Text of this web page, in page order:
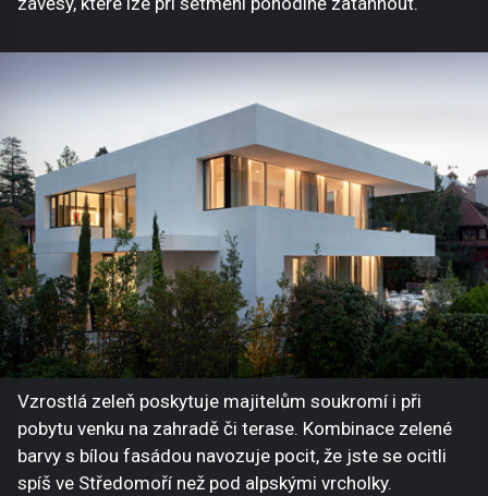
Vzrostlá zeleň poskytuje majitelům soukromí i při
pobytu venku na zahradě či terase. Kombinace zelené
barvy s bílou fasádou navozuje pocit, že jste se ocitli
spíš ve Středomoří než pod alpskými vrcholky.